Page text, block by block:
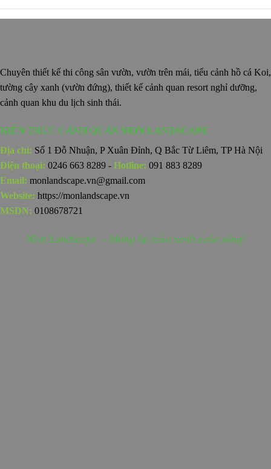
Chuyên thiết kế thi công sân vườn, vườn trên mái, tiểu cảnh hồ cá Koi,
tường cây xanh (vườn đứng), thiết kế cảnh quan resort nghỉ dưỡng,
cảnh quan khu du lịch sinh thái.
KIẾN TRÚC CẢNH QUAN MON LANDSCAPE
Địa chỉ: Số 1 Đỗ Nhuận, P Xuân Đỉnh, Q Bắc Từ Liêm, TP Hà Nội
Điện thoại: 0246 663 8289 - Hotline: 091 883 8289
Email: monlandscape.vn@gmail.com
Website: https://monlandscape.vn
MSDN: 0108678721
Mon Landscape - Mang lại màu xanh cuộc sống!